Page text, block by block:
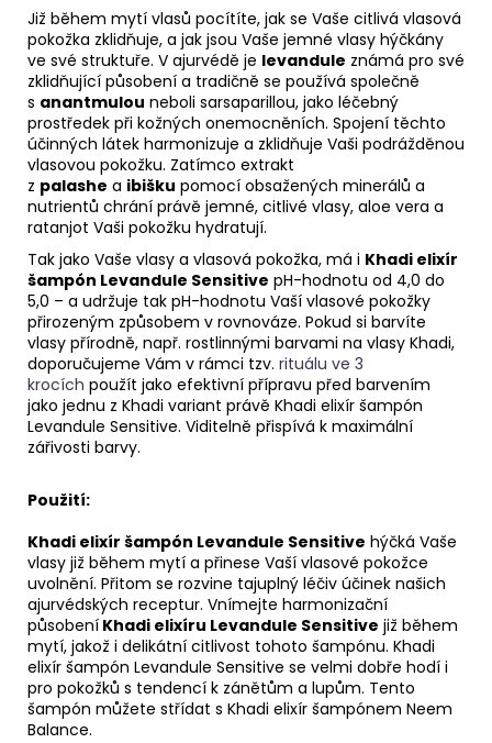
Již během mytí vlasů pocítíte, jak se Vaše citlivá vlasová
pokožka zklidňuje, a jak jsou Vaše jemné vlasy hýčkány
ve své struktuře. V ajurvédě je levandule známá pro své
zklidňující působení a tradičně se používá společně
s anantmulou neboli sarsaparillou, jako léčebný
prostředek při kožných onemocněních. Spojení těchto
účinných látek harmonizuje a zklidňuje Vaši podrážděnou
vlasovou pokožku. Zatímco extrakt
z palashe a ibišku pomocí obsažených minerálů a
nutrientů chrání právě jemné, citlivé vlasy, aloe vera a
ratanjot Vaši pokožku hydratují.
Tak jako Vaše vlasy a vlasová pokožka, má i Khadi elixír
šampón Levandule Sensitive pH-hodnotu od 4,0 do
5,0 – a udržuje tak pH-hodnotu Vaší vlasové pokožky
přirozeným způsobem v rovnováze. Pokud si barvíte
vlasy přírodně, např. rostlinnými barvami na vlasy Khadi,
doporučujeme Vám v rámci tzv. rituálu ve 3
krocích použít jako efektivní přípravu před barvením
jako jednu z Khadi variant právě Khadi elixír šampón
Levandule Sensitive. Viditelně přispívá k maximální
zářivosti barvy.
Použití:
Khadi elixír šampón Levandule Sensitive hýčká Vaše
vlasy již během mytí a přinese Vaší vlasové pokožce
uvolnění. Přitom se rozvine tajuplný léčiv účinek našich
ajurvédských receptur. Vnímejte harmonizační
působení Khadi elixíru Levandule Sensitive již během
mytí, jakož i delikátní citlivost tohoto šampónu. Khadi
elixír šampón Levandule Sensitive se velmi dobře hodí i
pro pokožků s tendencí k zánětům a lupům. Tento
šampón můžete střídat s Khadi elixír šampónem Neem
Balance.